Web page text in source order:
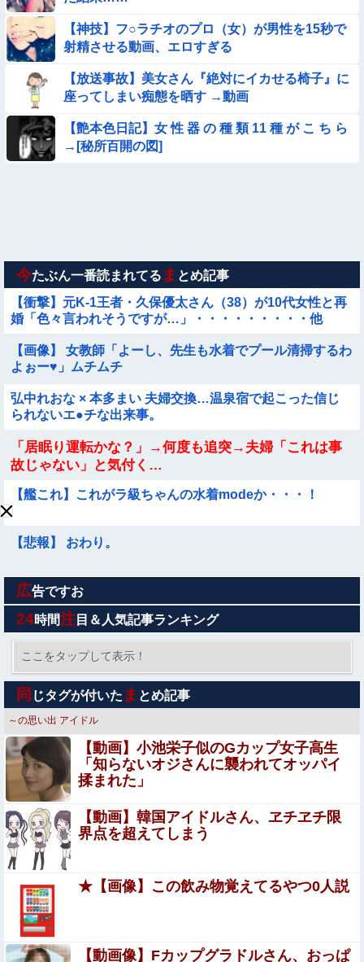
【動画】美少女4人組の20年後の姿がヤバいwwwwww
★★同格のように語られてるけど実際は『雲泥の差』があるも
のと言えば？
【衝撃】ガチで『意識高い無能』が好きなワードと言えば？
【神技】フ○ラチオのプロ（女）が男性を15秒で
射精させる動画、エロすぎる
【放送事故】美女さん『絶対にイカせる椅子』に
座ってしまい痴態を晒す →動画
【艶本色日記】女 性 器 の 種 類 11 種 が こ ち ら
→[秘所百開の図]
今たぶん一番読まれてる ま とめ記事
【衝撃】元K-1王者・久保優太さん（38）が10代女性と再
婚「色々言われそうですが…」・・・・・・・・・他
【画像】 女教師「よーし、先生も水着でプール清掃するわ
よぉー♥」ムチムチ
弘中れおな × 本多まい 夫婦交換…温泉宿で起こった信じ
られないエ●チな出来事。
「居眠り運転かな？」→何度も追突→夫婦「これは事
故じゃない」と気付く…
【艦これ】これがラ級ちゃんの水着modeか・・・！
【悲報】 おわり。
【謎】広末涼子さんが地上波にスピード復帰できる理由、
誰にも分からない・・・
【画像あり】中学生くらいに見える女の子がうなぎを食べ
てるけど、お●ぱいにしか目が行かない
【悲報】ライザさん、お●ぱいを触られてしまうｗｗｗｗ
ｗｗｗｗ
【画像】元モデルのTBS新人アナさん、プリケツ
【衝撃】広末涼子さんが地上波にスピード復帰できる理由
←コレ、誰にも分からない模様w w w w w w w w
ウトのセクハラを夫に泣いて訴えても「いいじゃないかそ
のくらい。我慢してたらご褒美あげるから」と迫られた。
夫が気持ち悪くて悲鳴をあげたら「うるさい」とグーで殴
【エ●漫画】一番シコれる属性『姉の友達』に決定する
ｗｗｗ
発達障害の息子を「育て方が悪いw」とバカにし育児放棄
するコトメ。代わりに私が育てた結果、高校生になったコ
広告ですお
24時間注 目＆人気記事ランキング
ここをタップして表示！
同 じタグが付いた ま とめ記事
～の思い出 アイドル
【動画】小池栄子似のGカップ女子高生
「知らないオジさんに襲われてオッパイ
揉まれた」
【動画】韓国アイドルさん、ヱチヱチ限
界点を超えてしまう
★【画像】この飲み物覚えてるやつ0人説
【動画像】Fカップグラドルさん、おっぱ
Sponsored Link